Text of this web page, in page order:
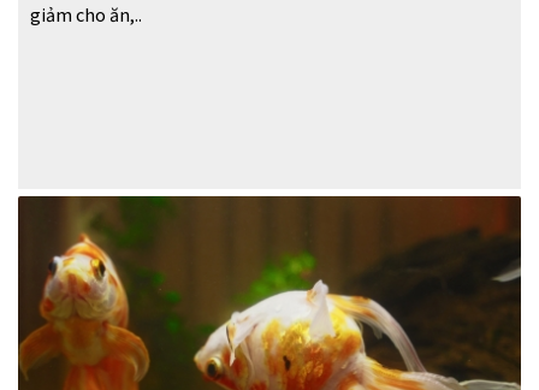
giảm cho ăn,..